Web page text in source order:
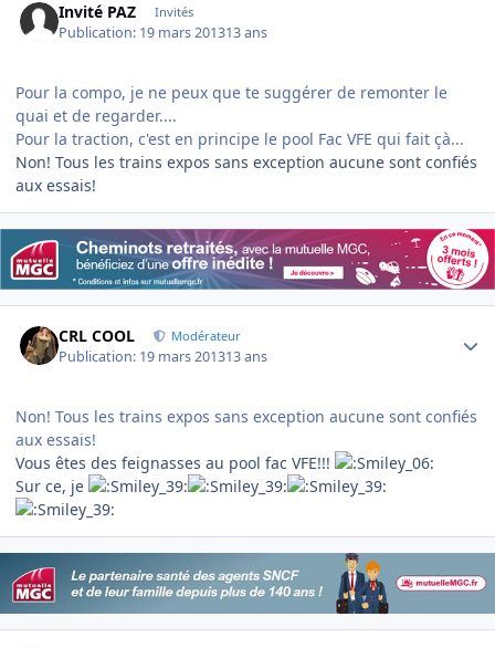
Invité PAZ Invités
Publication: 19 mars 201313 ans
Pour la compo, je ne peux que te suggérer de remonter le
quai et de regarder....
Pour la traction, c'est en principe le pool Fac VFE qui fait çà...
Non! Tous les trains expos sans exception aucune sont confiés
aux essais!
CRL COOL Modérateur
Publication: 19 mars 201313 ans
Non! Tous les trains expos sans exception aucune sont confiés
aux essais!
Vous êtes des feignasses au pool fac VFE!!!
Sur ce, je